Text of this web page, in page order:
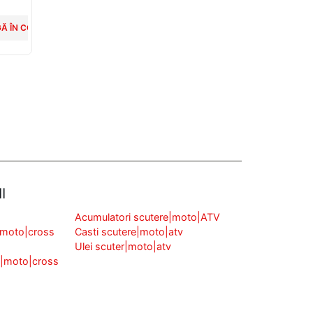
ÎN COȘ
Acumulatori scutere|moto|ATV
Casti scutere|moto|atv
Ulei scuter|moto|atv